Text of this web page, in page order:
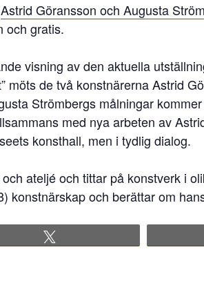
Astrid Göransson och Augusta
och gratis.
visning av den aktuella
möts de två konstnärerna Astrid
Strömbergs målningar
med nya arbeten av
konsthall, men i tydlig dialog.
ateljé och tittar på konstverk i
konstnärskap och berättar om